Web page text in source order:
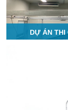
DỰ ÁN THI